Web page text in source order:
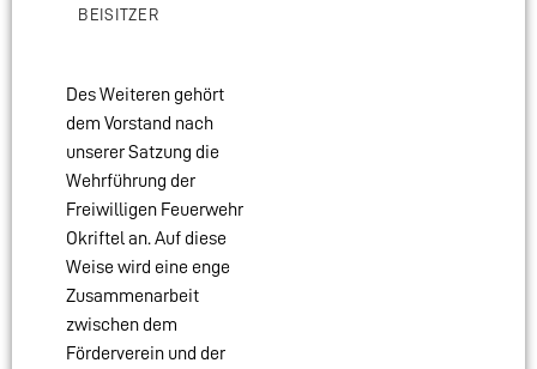
BEISITZER
Des Weiteren gehört
dem Vorstand nach
unserer Satzung die
Wehrführung der
Freiwilligen Feuerwehr
Okriftel an. Auf diese
Weise wird eine enge
Zusammenarbeit
zwischen dem
Förderverein und der